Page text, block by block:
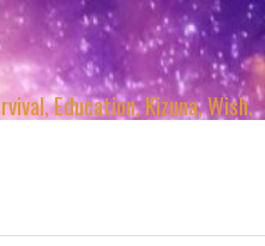
Education,